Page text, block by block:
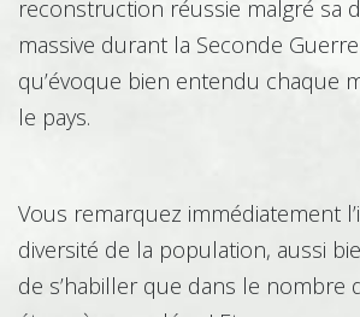
Comptabilité - Gestion
reconstruction réussie malgré sa
massive durant la Seconde
qu’évoque bien entendu chaque
le pays.
Vous remarquez immédiatement
diversité de la population, aussi
de s’habiller que dans le nombre